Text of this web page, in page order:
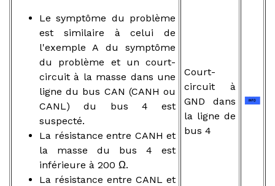
Le symptôme du problème
est similaire à celui de
l'exemple A du symptôme
du problème et un court-
circuit à la masse dans une
ligne du bus CAN (CANH ou
CANL) du bus 4 est
suspecté.
La résistance entre CANH et
la masse du bus 4 est
inférieure à 200 Ω.
La résistance entre CANL et
Court-
circuit à
GND dans
la ligne de
bus 4